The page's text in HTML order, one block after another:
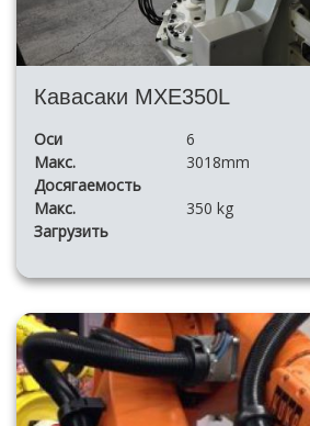
Кавасаки MXE350L
Оси
6
Макс.
Досягаемость
3018mm
Макс.
Загрузить
350 kg